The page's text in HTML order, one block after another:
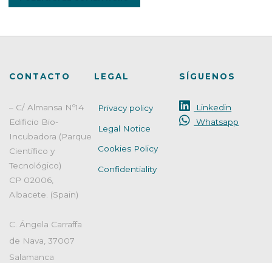
CONTACTO
– C/ Almansa Nº14
Edificio Bio-
Incubadora (Parque
Científico y
Tecnológico)
CP 02006,
Albacete. (Spain)
C. Ángela Carraffa
de Nava, 37007
Salamanca
LEGAL
Privacy policy
Legal Notice
Cookies Policy
Confidentiality
SÍGUENOS
Linkedin
Whatsapp